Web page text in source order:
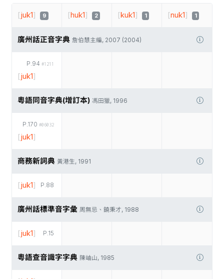
[juk1] 9 [huk1] 2 [kuk1] 1 [nuk1] 1
廣州話正音字典 詹伯慧主編, 2007 (2004)
P.94 #1211
[juk1]
粵語同音字典(增訂本) 馮田獵, 1996
P.170 #06032
[juk1]
商務新詞典 黃港生, 1991
P.88
[juk1]
廣州話標準音字彙 周無忌、饒秉才, 1988
P.15
[juk1]
粵語查音識字字典 陳岫山, 1985